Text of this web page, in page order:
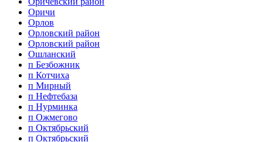
Оричи
Орлов
Орловский район
Орловский район
Ошланский
п Безбожник
п Котчиха
п Мирный
п Нефтебаза
п Нурминка
п Ожмегово
п Октябрьский
п Октябрьский